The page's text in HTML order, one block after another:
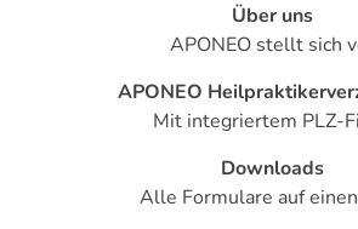
Über uns
APONEO stellt sich
APONEO
Mit integriertem PLZ-
Downloads
Alle Formulare auf